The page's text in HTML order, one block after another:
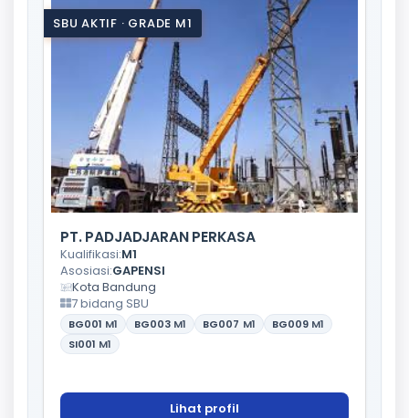
SBU AKTIF · GRADE M1
PT. PADJADJARAN PERKASA
Kualifikasi:M1
Asosiasi:GAPENSI
Kota Bandung
7 bidang SBU
BG001 M1 BG003 M1 BG007 M1 BG009 M1
SI001 M1
Lihat profil